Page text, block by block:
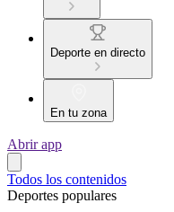
Deporte en directo
En tu zona
Abrir app
Todos los contenidos
Deportes populares